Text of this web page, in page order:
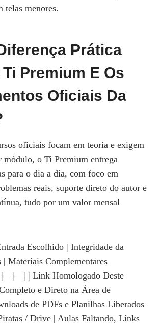
telas menores.
Prática
Premium E Os
Oficiais Da
oficiais focam em teoria e exigem
módulo, o Ti Premium entrega
para o dia a dia, com foco em
reais, suporte direto do autor e
tudo por um valor mensal
Escolhido | Integridade da
| Materiais Complementares
| Link Homologado Deste
e Direto na Área de
de PDFs e Planilhas Liberados
/ Drive | Aulas Faltando, Links